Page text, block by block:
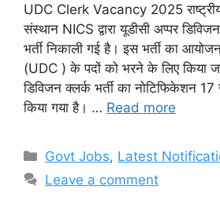
UDC Clerk Vacancy 2025
संस्थान NICS द्वारा यूडीसी अप्पर
भर्ती निकाली गई है। इस भर्ती का
(UDC ) के पदों को भरने के लिए किया
डिविजन क्लर्क भर्ती का नोटिफिकेशन
किया गया है। … Read more
Categories
Govt Jobs, Latest
Leave a comment